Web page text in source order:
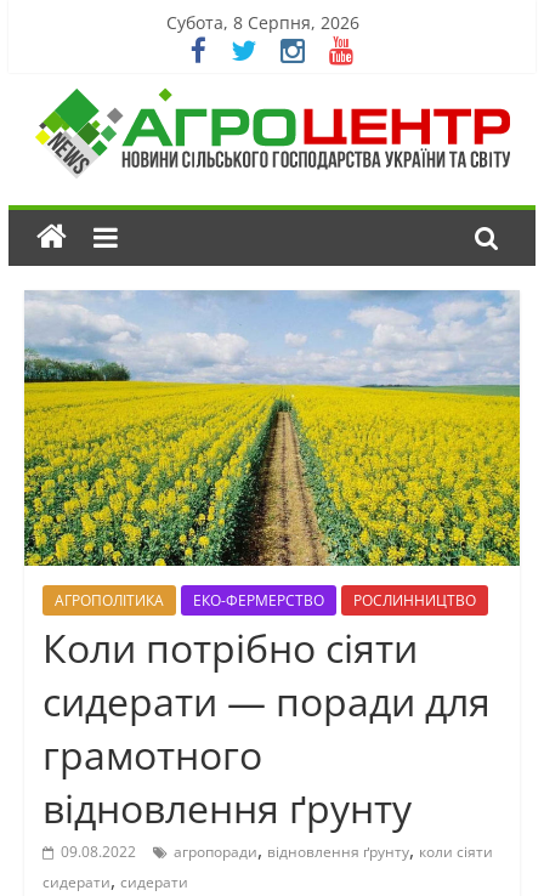
Субота, 8 Серпня, 2026
АГРОПОЛІТИКА ЕКО-ФЕРМЕРСТВО РОСЛИННИЦТВО
Коли потрібно сіяти
сидерати — поради для
грамотного
відновлення ґрунту
09.08.2022 агропоради, відновлення ґрунту, коли сіяти
сидерати, сидерати